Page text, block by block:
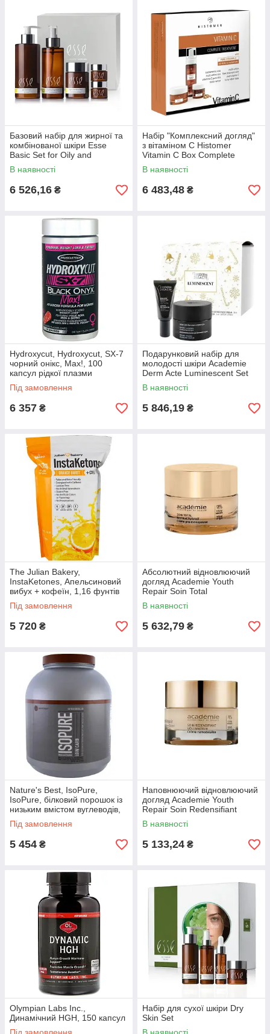
Базовий набір для жирної та
комбінованої шкіри Esse
Basic Set for Oily and
Combination Skin
В наявності
6 526,16 ₴
Набір "Комплексний догляд"
з вітаміном С Histomer
Vitamin C Box Complete
Treatment
В наявності
6 483,48 ₴
Hydroxycut, Hydroxycut, SX-7
чорний онікс, Max!, 100
капсул рідкої плазми
Під замовлення
6 357 ₴
Подарунковий набір для
молодості шкіри Academie
Derm Acte Luminescent Set
В наявності
5 846,19 ₴
The Julian Bakery,
InstaKetones, Апельсиновий
вибух + кофеїн, 1,16 фунтів
(525 г)
Під замовлення
5 720 ₴
Абсолютний відновлюючий
догляд Academie Youth
Repair Soin Total
Restructurant
В наявності
5 632,79 ₴
Nature's Best, IsoPure,
IsoPure, білковий порошок із
низьким вмістом вуглеводів,
голландський шоколад, 4,5
фунта (2,04 кг)
Під замовлення
5 454 ₴
Наповнюючий відновлюючий
догляд Academie Youth
Repair Soin Redensifiant
Volumateur
В наявності
5 133,24 ₴
Olympian Labs Inc.,
Динамічний HGH, 150 капсул
Набір для сухої шкіри Dry
Skin Set